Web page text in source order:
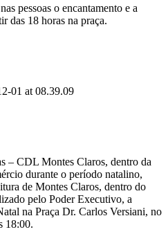
pessoas o encantamento e a
das 18 horas na praça.
01 at 08.39.09
– CDL Montes Claros, dentro da
durante o período natalino,
de Montes Claros, dentro do
pelo Poder Executivo, a
na Praça Dr. Carlos Versiani, no
18:00.